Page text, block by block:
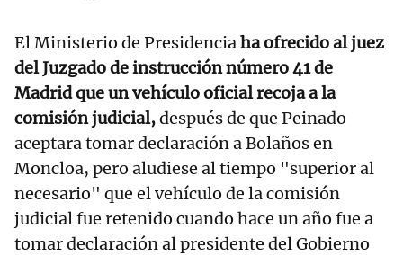
El Ministerio de Presidenciaha ofrecido al juez
del Juzgado de instrucción número 41 de
Madrid que un vehículo oficial recoja a la
comisión judicial,después de que Peinado
aceptara tomar declaración a Bolaños en
Moncloa, pero aludiese al tiempo "superior al
necesario" que el vehículo de la comisión
judicial fue retenido cuando hace un año fue a
tomar declaración al presidente del Gobierno